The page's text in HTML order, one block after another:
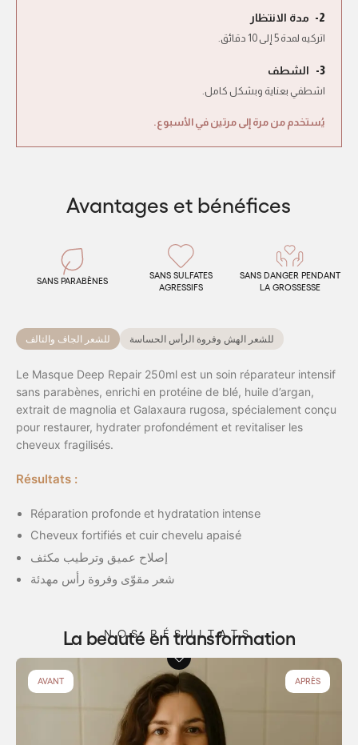
2- مدة الانتظار
اتركيه لمدة 5 إلى 10 دقائق.
3- الشطف
اشطفي بعناية وبشكل كامل.
يُستخدم من مرة إلى مرتين في الأسبوع.
Avantages et bénéfices
SANS PARABÈNES
SANS SULFATES
AGRESSIFS
SANS DANGER PENDANT
LA GROSSESSE
للشعر الجاف والتالف للشعر الهش وفروة الرأس الحساسة
Le Masque Deep Repair 250ml est un soin réparateur intensif
sans parabènes, enrichi en protéine de blé, huile d’argan,
extrait de magnolia et Galaxaura rugosa, spécialement conçu
pour restaurer, hydrater profondément et revitaliser les
cheveux fragilisés.
Résultats :
Réparation profonde et hydratation intense
Cheveux fortifiés et cuir chevelu apaisé
إصلاح عميق وترطيب مكثف
شعر مقوّى وفروة رأس مهدئة
NOS RÉSULTATS
La beauté en transformation